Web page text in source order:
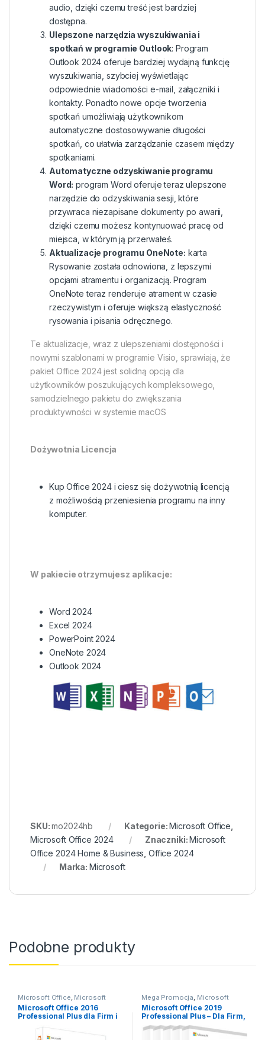
audio, dzięki czemu treść jest bardziej
dostępna.
Ulepszone narzędzia wyszukiwania i
spotkań w programie Outlook: Program
Outlook 2024 oferuje bardziej wydajną funkcję
wyszukiwania, szybciej wyświetlając
odpowiednie wiadomości e-mail, załączniki i
kontakty. Ponadto nowe opcje tworzenia
spotkań umożliwiają użytkownikom
automatyczne dostosowywanie długości
spotkań, co ułatwia zarządzanie czasem między
spotkaniami.
Automatyczne odzyskiwanie programu
Word: program Word oferuje teraz ulepszone
narzędzie do odzyskiwania sesji, które
przywraca niezapisane dokumenty po awarii,
dzięki czemu możesz kontynuować pracę od
miejsca, w którym ją przerwałeś.
Aktualizacje programu OneNote: karta
Rysowanie została odnowiona, z lepszymi
opcjami atramentu i organizacją. Program
OneNote teraz renderuje atrament w czasie
rzeczywistym i oferuje większą elastyczność
rysowania i pisania odręcznego.
Te aktualizacje, wraz z ulepszeniami dostępności i
nowymi szablonami w programie Visio, sprawiają, że
pakiet Office 2024 jest solidną opcją dla
użytkowników poszukujących kompleksowego,
samodzielnego pakietu do zwiększania
produktywności w systemie macOS​
Dożywotnia Licencja
Kup Office 2024 i ciesz się dożywotnią licencją
z możliwością przeniesienia programu na inny
komputer.
W pakiecie otrzymujesz aplikacje:
Word 2024
Excel 2024
PowerPoint 2024
OneNote 2024
Outlook 2024
SKU:mo2024hb Kategorie:Microsoft Office
Microsoft Office 2024
Znaczniki:Microsoft
Office 2024 Home & Business Office 2024
Marka: Microsoft
Podobne produkty
Microsoft Office Microsoft
Office 2016
Microsoft Office 2016
Professional Plus dla Firm i
Mega Promocja Microsoft
Office Microsoft Office 2019
Microsoft Office 2019
Professional Plus – Dla Firm,
Do Domu (5 stanowisk)